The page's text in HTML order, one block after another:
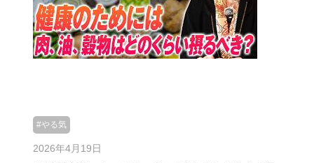
#やる気
2026年4月19日